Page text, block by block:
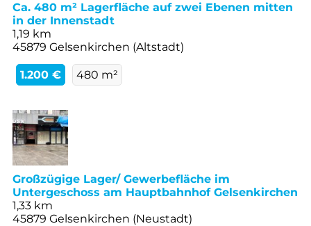
Ca. 480 m² Lagerfläche auf zwei Ebenen mitten
in der Innenstadt
1,19 km
45879 Gelsenkirchen (Altstadt)
1.200 € 480 m²
Großzügige Lager/ Gewerbefläche im
Untergeschoss am Hauptbahnhof Gelsenkirchen
1,33 km
45879 Gelsenkirchen (Neustadt)